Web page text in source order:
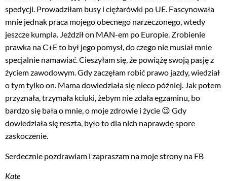
spedycji. Prowadziłam busy i ciężarówki po UE. Fascynowała
mnie jednak praca mojego obecnego narzeczonego, wtedy
jeszcze kumpla. Jeździł on MAN-em po Europie. Zrobienie
prawka na C+E to był jego pomysł, do czego nie musiał mnie
specjalnie namawiać. Cieszyłam się, że powiążę swoją pasję z
życiem zawodowym. Gdy zaczęłam robić prawo jazdy, wiedział
o tym tylko on. Mama dowiedziała się nieco później. Jak potem
przyznała, trzymała kciuki, żebym nie zdała egzaminu, bo
bardzo się bała o mnie, o moje zdrowie i życie 😉 Gdy
dowiedziała się reszta, było to dla nich naprawdę spore
zaskoczenie.
Serdecznie pozdrawiam i zapraszam na moje strony na FB
Kate